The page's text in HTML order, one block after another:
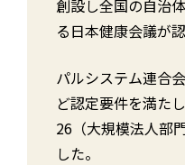
創設し全国の自治
る日本健康会議が
パルシステム連合
ど認定要件を満た
26（大規模法人部
した。